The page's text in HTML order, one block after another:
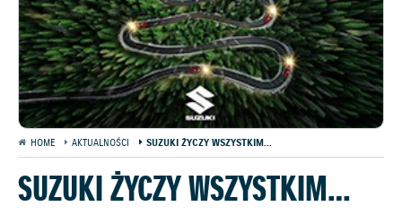
HOME AKTUALNOŚCI SUZUKI ŻYCZY WSZYSTKIM…
SUZUKI ŻYCZY WSZYSTKIM…